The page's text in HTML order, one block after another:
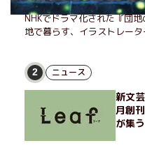
また、あのふたりに会える
NHKでドラマ化された『団
地で暮らす、イラストレー
げたり、部屋でふたりだけ
独身、幼なじみの変わらぬ
2 ニュース
新文
月創
が集